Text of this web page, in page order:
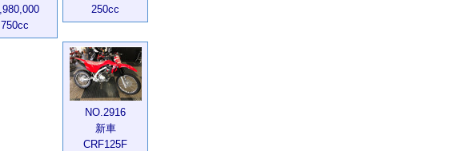
750cc
250cc
NO.2916
新車
CRF125F